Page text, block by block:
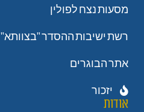
מסעות נצח לפולין
רשת ישיבות ההסדר "בצוותא"
אתר הבוגרים
יזכור
אודות